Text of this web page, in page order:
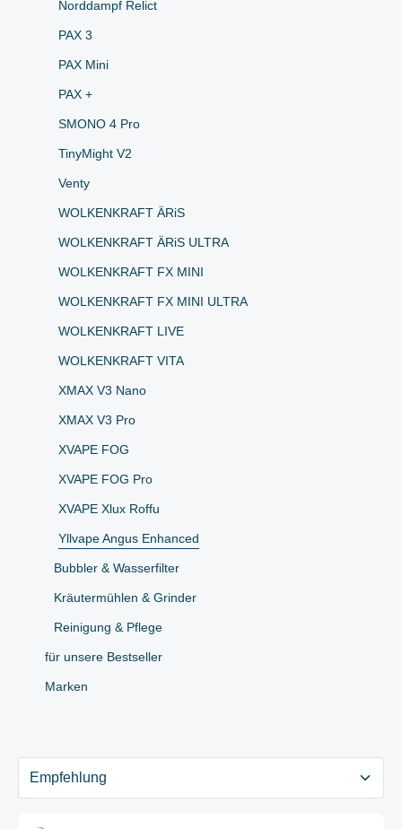
Norddampf Relict
PAX 3
PAX Mini
PAX +
SMONO 4 Pro
TinyMight V2
Venty
WOLKENKRAFT ÄRiS
WOLKENKRAFT ÄRiS ULTRA
WOLKENKRAFT FX MINI
WOLKENKRAFT FX MINI ULTRA
WOLKENKRAFT LIVE
WOLKENKRAFT VITA
XMAX V3 Nano
XMAX V3 Pro
XVAPE FOG
XVAPE FOG Pro
XVAPE Xlux Roffu
Yllvape Angus Enhanced
Bubbler & Wasserfilter
Kräutermühlen & Grinder
Reinigung & Pflege
für unsere Bestseller
Marken